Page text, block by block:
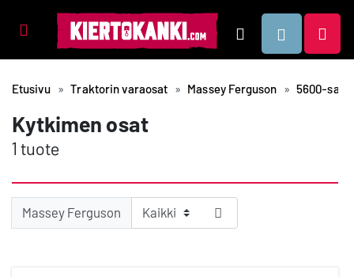
Tuotealueet Hae
Etusivu Traktorin varaosat Massey Ferguson 5600-sarja
Kytkimen osat
1 tuote
Massey Ferguson